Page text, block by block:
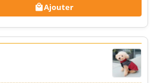
Ajouter